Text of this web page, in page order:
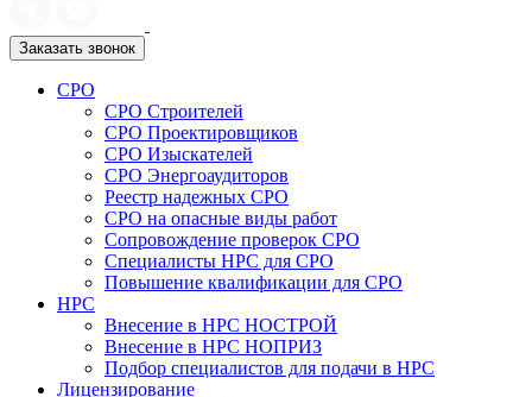
Заказать звонок
СРО
СРО Строителей
СРО Проектировщиков
СРО Изыскателей
СРО Энергоаудиторов
Реестр надежных СРО
СРО на опасные виды работ
Сопровождение проверок СРО
Специалисты НРС для СРО
Повышение квалификации для СРО
НРС
Внесение в НРС НОСТРОЙ
Внесение в НРС НОПРИЗ
Подбор специалистов для подачи в НРС
Лицензирование